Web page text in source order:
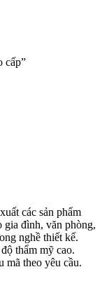
cấp”
các sản phẩm
gia đình, văn phòng,
nghề thiết kế.
thẩm mỹ cao.
mã theo yêu cầu.